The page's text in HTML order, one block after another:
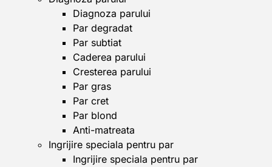
Diagnoza parului
Par degradat
Par subtiat
Caderea parului
Cresterea parului
Par gras
Par cret
Par blond
Anti-matreata
Ingrijire speciala pentru par
Ingrijire speciala pentru par